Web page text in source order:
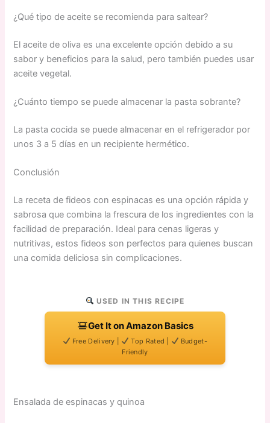
¿Qué tipo de aceite se recomienda para saltear?
El aceite de oliva es una excelente opción debido a su
sabor y beneficios para la salud, pero también puedes usar
aceite vegetal.
¿Cuánto tiempo se puede almacenar la pasta sobrante?
La pasta cocida se puede almacenar en el refrigerador por
unos 3 a 5 días en un recipiente hermético.
Conclusión
La receta de fideos con espinacas es una opción rápida y
sabrosa que combina la frescura de los ingredientes con la
facilidad de preparación. Ideal para cenas ligeras y
nutritivas, estos fideos son perfectos para quienes buscan
una comida deliciosa sin complicaciones.
USED IN THIS RECIPE
Get It on Amazon Basics
Free Delivery | Top Rated |
Budget-
Friendly
Ensalada de espinacas y quinoa